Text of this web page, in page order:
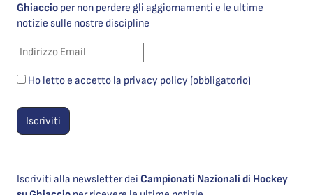
Ghiaccio per non perdere gli aggiornamenti e le ultime
notizie sulle nostre discipline
Ho letto e accetto la privacy policy (obbligatorio)
Iscriviti alla newsletter dei Campionati Nazionali di Hockey